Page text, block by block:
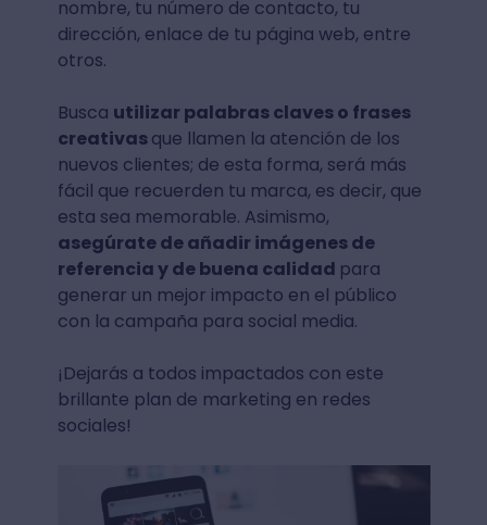
nombre, tu número de contacto, tu
dirección, enlace de tu página web, entre
otros.
Busca utilizar palabras claves o frases
creativasque llamen la atención de los
nuevos clientes; de esta forma, será más
fácil que recuerden tu marca, es decir, que
esta sea memorable. Asimismo,
asegúrate de añadir imágenes de
referencia y de buena calidad para
generar un mejor impacto en el público
con la campaña para social media.
¡Dejarás a todos impactados con este
brillante plan de marketing en redes
sociales!